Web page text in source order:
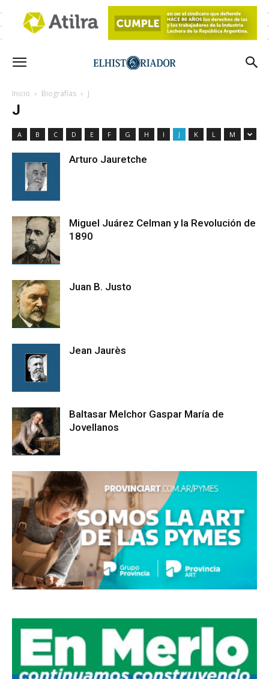
Inicio Biografías J
J
A B C D E F G H I J K L M
Arturo Jauretche
Miguel Juárez Celman y la Revolución de
1890
Juan B. Justo
Jean Jaurès
Baltasar Melchor Gaspar María de
Jovellanos